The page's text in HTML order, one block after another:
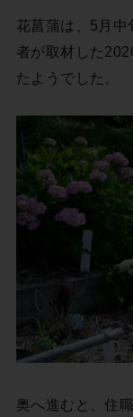
花菖蒲は、5月
者が取材した
たようでした。
奥へ進むと、住